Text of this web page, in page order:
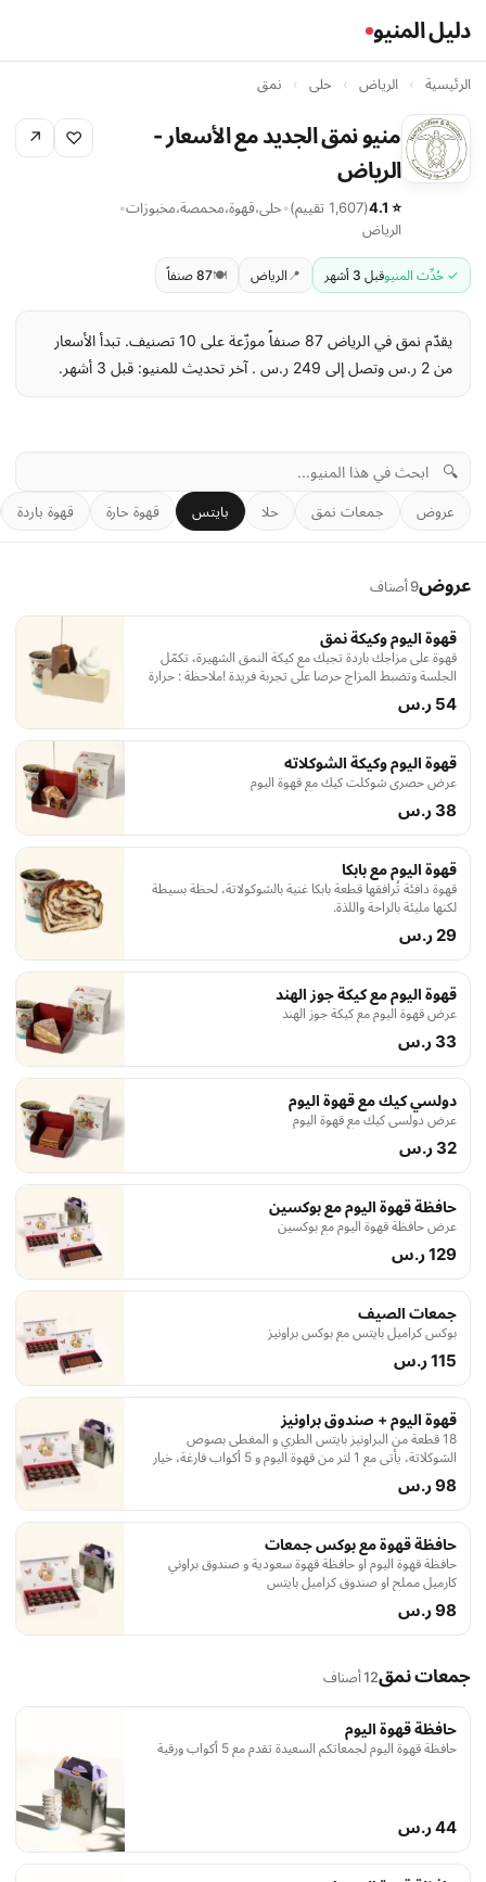
دليل المنيو
الرئيسية › الرياض › حلى › نمق
منيو نمق الجديد مع الأسعار -
الرياض
⭐ 4.1 (1,607 تقييم) •حلى،قهوة،محمصة،مخبوزات•
الرياض
♡
↗
✓ حُدِّث المنيوقبل 3 أشهر 📍 الرياض 🍽️87 صنفاً
يقدّم نمق في الرياض 87 صنفاً موزّعة على 10 تصنيف. تبدأ الأسعار
من 2 ر.س وتصل إلى 249 ر.س . آخر تحديث للمنيو: قبل 3 أشهر.
🔍
عروض جمعات نمق حلا بايتس قهوة حارة قهوة باردة
عروض9 أصناف
قهوة اليوم وكيكة نمق
قهوة على مزاجك باردة تجيك مع كيكة النمق الشهيرة، تكمّل
الجلسة وتضبط المزاج حرصا على تجربة فريدة !ملاحظة : حرارة
الجو ممكن تسبقنا.. لو وصلك الآيسكريم شوي ذايب، اعذرنا
54 ر.س
قهوة اليوم وكيكة الشوكلاته
عرض حصري شوكلت كيك مع قهوة اليوم
38 ر.س
قهوة اليوم مع بابكا
قهوة دافئة تُرافقها قطعة بابكا غنية بالشوكولاتة، لحظة بسيطة
لكنها مليئة بالراحة واللذة.
29 ر.س
قهوة اليوم مع كيكة جوز الهند
عرض قهوة اليوم مع كيكة جوز الهند
33 ر.س
دولسي كيك مع قهوة اليوم
عرض دولسي كيك مع قهوة اليوم
32 ر.س
حافظة قهوة اليوم مع بوكسين
عرض حافظة قهوة اليوم مع بوكسين
129 ر.س
جمعات الصيف
بوكس كراميل بايتس مع بوكس براونيز
115 ر.س
قهوة اليوم + صندوق براونيز
18 قطعة من البراونيز بايتس الطري و المغطى بصوص
الشوكلاتة، يأتي مع 1 لتر من قهوة اليوم و 5 أكواب فارغة، خيار
مناسب لجمعاتك السعيدة
98 ر.س
حافظة قهوة مع بوكس جمعات
حافظة قهوة اليوم او حافظة قهوة سعودية و صندوق براوني
كارميل مملح او صندوق كراميل بايتس
98 ر.س
جمعات نمق12 أصناف
حافظة قهوة اليوم
حافظة قهوة اليوم لجمعاتكم السعيدة تقدم مع 5 أكواب ورقية
44 ر.س